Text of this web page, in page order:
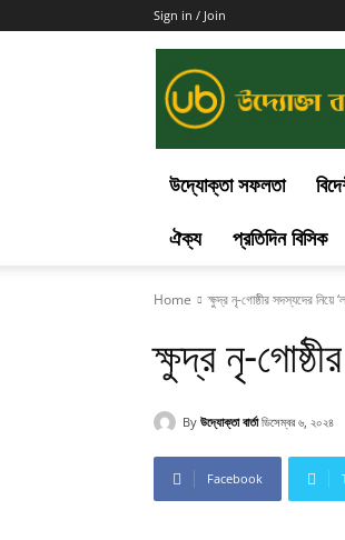
Sign in / Join
উদ্যোক্তা সফলতা
ঐক্য প্রতিদিন বিসিক
Home ক্ষুদ্র নৃ-গোষ্ঠীর সদস্যদের নিয়ে
ক্ষুদ্র নৃ-
By উদ্যোক্তা বার্তা ডিসেম্বর ৬, ২০২৪
Facebook